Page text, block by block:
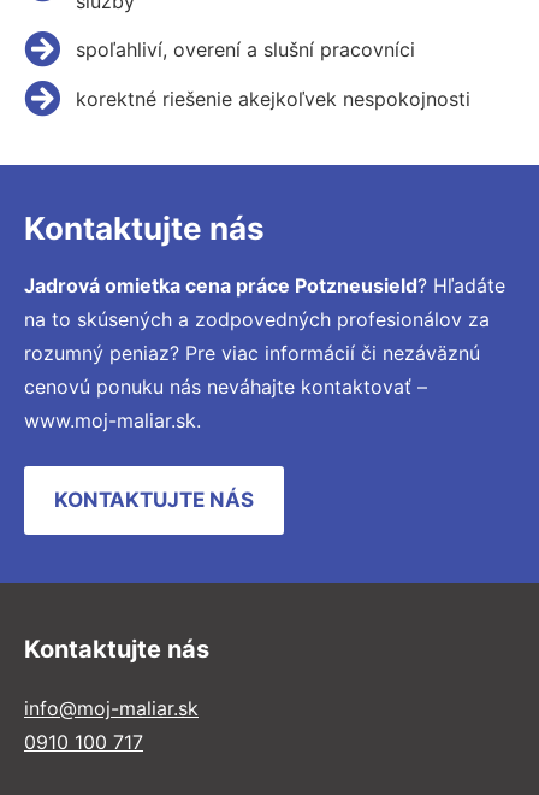
spoľahliví, overení a slušní pracovníci
korektné riešenie akejkoľvek nespokojnosti
Kontaktujte nás
Jadrová omietka cena práce Potzneusield? Hľadáte
na to skúsených a zodpovedných profesionálov za
rozumný peniaz? Pre viac informácií či nezáväznú
cenovú ponuku nás neváhajte kontaktovať –
www.moj-maliar.sk.
KONTAKTUJTE NÁS
Kontaktujte nás
info@moj-maliar.sk
0910 100 717